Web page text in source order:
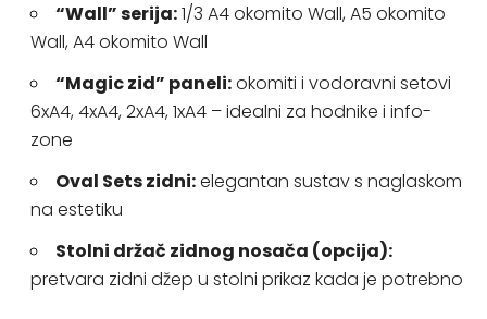
“Wall” serija:1/3 A4 okomito Wall, A5 okomito
Wall, A4 okomito Wall
“Magic zid” paneli:okomiti i vodoravni setovi
6xA4, 4xA4, 2xA4, 1xA4 – idealni za hodnike i info-
zone
Oval Sets zidni:elegantan sustav s naglaskom
na estetiku
Stolni držač zidnog nosača (opcija):
pretvara zidni džep u stolni prikaz kada je potrebno